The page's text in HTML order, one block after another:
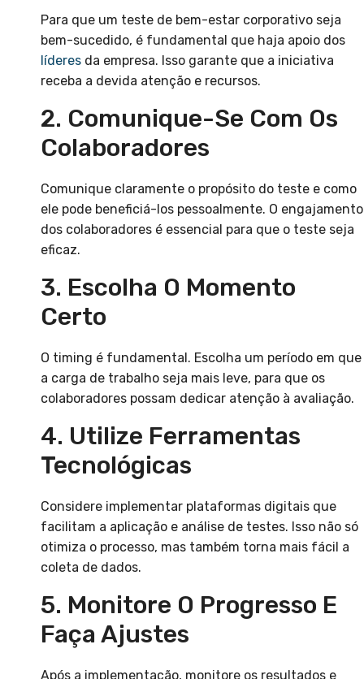
Para que um teste de bem-estar corporativo seja
bem-sucedido, é fundamental que haja apoio dos
líderes da empresa. Isso garante que a iniciativa
receba a devida atenção e recursos.
2. Comunique-Se Com Os
Colaboradores
Comunique claramente o propósito do teste e como
ele pode beneficiá-los pessoalmente. O engajamento
dos colaboradores é essencial para que o teste seja
eficaz.
3. Escolha O Momento
Certo
O timing é fundamental. Escolha um período em que
a carga de trabalho seja mais leve, para que os
colaboradores possam dedicar atenção à avaliação.
4. Utilize Ferramentas
Tecnológicas
Considere implementar plataformas digitais que
facilitam a aplicação e análise de testes. Isso não só
otimiza o processo, mas também torna mais fácil a
coleta de dados.
5. Monitore O Progresso E
Faça Ajustes
Após a implementação, monitore os resultados e